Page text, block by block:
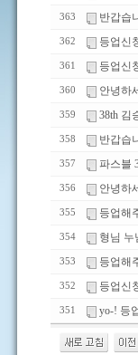
363 반갑습
362 등업신
361 등업신
360 안녕하
359 38th 김
358 반갑습
357 파스블
356 안녕하
355 등업해
354 형님 누
353 등업해
352 등업신
351 yo-! 등